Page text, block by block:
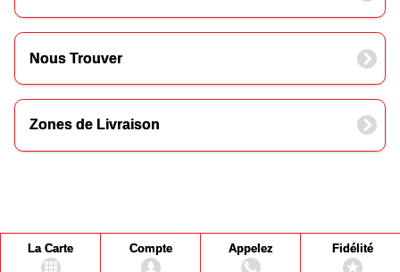
Nous Trouver
Zones de Livraison
La Carte Compte Appelez Fidélité